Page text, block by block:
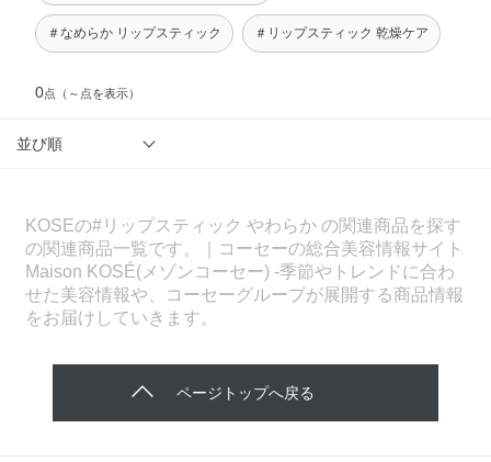
＃なめらか リップスティック ＃リップスティック 乾燥ケア
0点 （～点を表示）
並び順
KOSEの#リップスティック やわらか の関連商品を探す
の関連商品一覧です。｜コーセーの総合美容情報サイト
Maison KOSÉ(メゾンコーセー) -季節やトレンドに合わ
せた美容情報や、コーセーグループが展開する商品情報
をお届けしていきます。
ページトップへ戻る